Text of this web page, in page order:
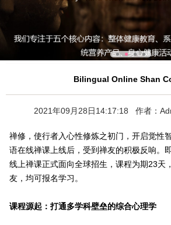
Bilingual Online Shan
2021年09月28日14:17:18 作者：
禅修，使行者入心性修炼之初门，开启觉性
语在线禅课上线后，受到禅友的积极反响。
线上禅课正式面向全球招生，课程为期23天
友，均可报名学习。
课程源起：打通多学科壁垒的综合心理学